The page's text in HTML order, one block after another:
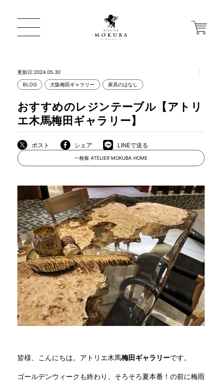
店舗から探す
一枚板 ATELIER MOKUBA HOME
MOKUBA について
商品情報
直営店
イベント
更新日:2024.05.30
BLOG 大阪梅田ギャラリー 家具のはなし
おすすめのレジンテーブル【アトリ
エ木馬梅田ギャラリー】
ポスト シェア LINEで送る
一枚板 ATELIER MOKUBA HOME
皆様、こんにちは。アトリエ木馬梅田ギャラリーです。
ゴールデンウィークも終わり、そろそろ夏本番！の前に梅雨